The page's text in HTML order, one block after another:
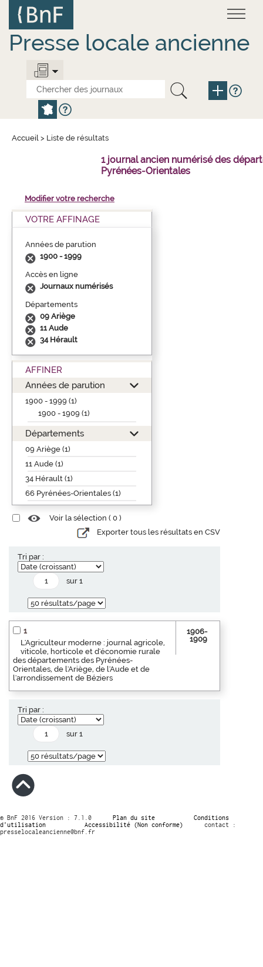
contenu
principal
Presse locale ancienne
Accueil > Liste de résultats
1 journal ancien numérisé des
Pyrénées-Orientales
Modifier votre recherche
VOTRE AFFINAGE
Années de parution
1900 - 1999
Accès en ligne
Journaux numérisés
Départements
09 Ariège
11 Aude
34 Hérault
AFFINER
Années de parution
1900 - 1999 (1)
1900 - 1909 (1)
Départements
09 Ariège (1)
11 Aude (1)
34 Hérault (1)
66 Pyrénées-Orientales (1)
Voir la sélection ( 0 )
Exporter tous les résultats en CSV
Tri par :
sur 1
1
L'Agriculteur moderne : journal agricole,
viticole, horticole et d'économie rurale
des départements des Pyrénées-
Orientales, de l'Ariège, de l'Aude et de
l'arrondissement de Béziers
1906-
1909
Tri par :
sur 1
© BnF 2016 Version : 7.1.0 Plan du site
Conditions
d’utilisation
Accessibilité (Non conforme)
contact :
presselocaleancienne@bnf.fr
Panneau de gestion des cookies